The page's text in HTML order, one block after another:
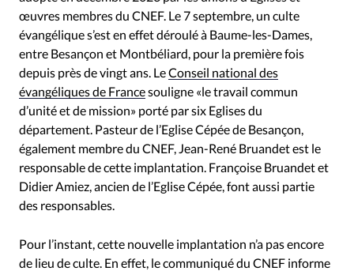
Société
œuvres membres du CNEF. Le 7 septembre, un culte
évangélique s’est en effet déroulé à Baume-les-Dames,
entre Besançon et Montbéliard, pour la première fois
depuis près de vingt ans. LeConseil national des
évangéliques de Francesouligne «le travail commun
d’unité et de mission» porté par six Eglises du
département. Pasteur de l’Eglise Cépée de Besançon,
également membre du CNEF, Jean-René Bruandet est le
responsable de cette implantation. Françoise Bruandet et
Didier Amiez, ancien de l’Eglise Cépée, font aussi partie
des responsables.
Pour l’instant, cette nouvelle implantation n’a pas encore
de lieu de culte. En effet, le communiqué du CNEF informe